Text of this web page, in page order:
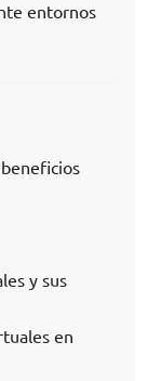
entornos
y sus
en